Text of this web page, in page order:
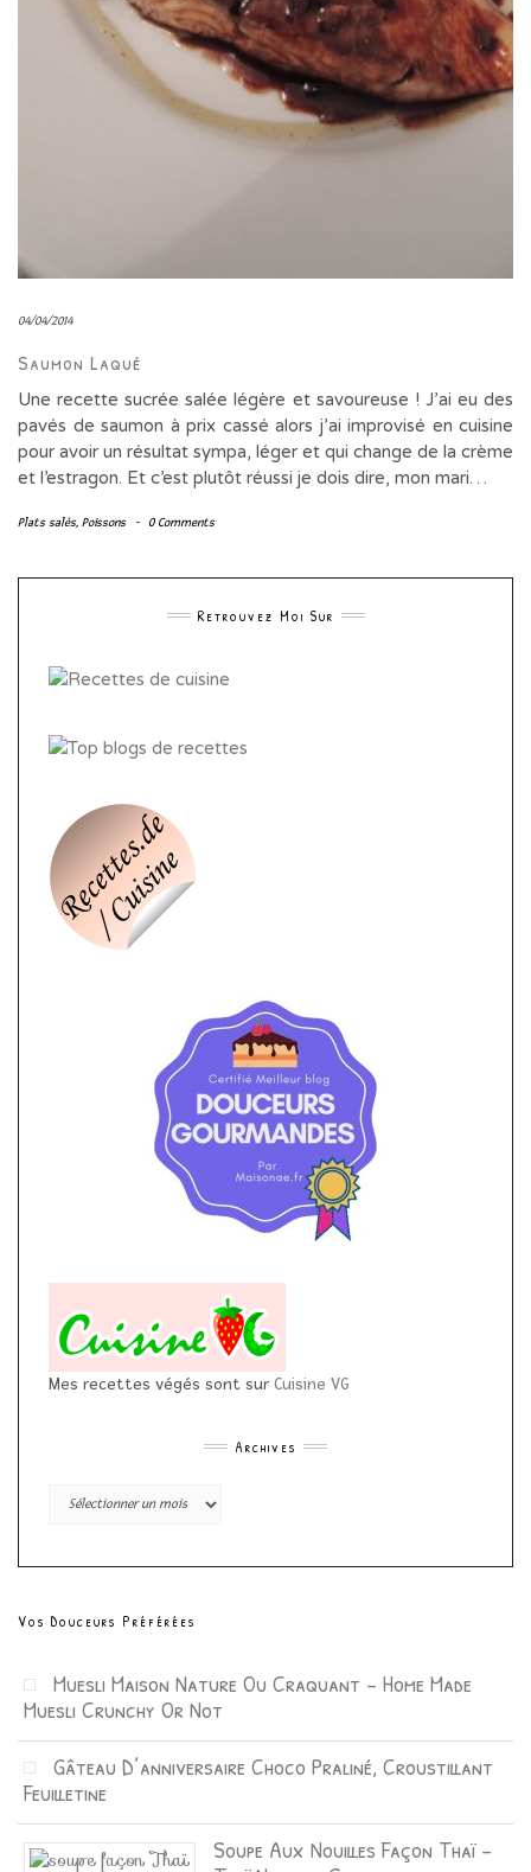
04/04/2014
Saumon Laqué
Une recette sucrée salée légère et savoureuse ! J’ai eu des
pavés de saumon à prix cassé alors j’ai improvisé en cuisine
pour avoir un résultat sympa, léger et qui change de la crème
et l’estragon. Et c’est plutôt réussi je dois dire, mon mari…
Plats salés, Poissons - 0 Comments
Retrouvez Moi Sur
Mes recettes végés sont sur Cuisine VG
Archives
Archives
Vos Douceurs Préférées
Muesli Maison Nature Ou Craquant – Home Made
Muesli Crunchy Or Not
Gâteau D’anniversaire Choco Praliné, Croustillant
Feuilletine
Soupe Aux Nouilles Façon Thaï –